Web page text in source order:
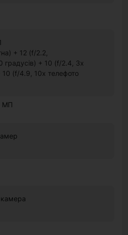
+ 12 (f/2.2,
градусів) + 10 (f/2.4, 3x
10 (f/4.9, 10x телефото
МП